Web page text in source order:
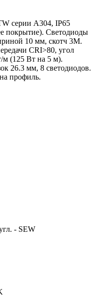
серии A304, IP65
покрытие). Светодиоды
10 мм, скотч 3M.
CRI>80, угол
м (125 Вт на 5 м).
26.3 мм, 8 светодиодов.
профиль.
- SEW